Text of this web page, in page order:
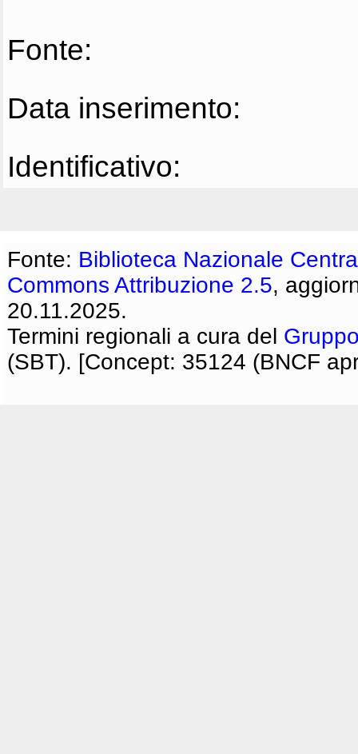
Fonte:
Data inserimento:
Identificativo:
Fonte: Biblioteca Nazionale
Commons Attribuzione 2.5,
20.11.2025.
Termini regionali a cura del
(SBT). [Concept: 35124 (BNCF